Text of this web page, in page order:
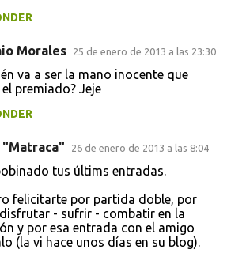
Morales 25 de enero de 2013 a las 23:30
va a ser la mano inocente que
premiado? Jeje
"Matraca" 26 de enero de 2013 a las 8:04
tus últims entradas.
felicitarte por partida doble, por
- sufrir - combatir en la
y por esa entrada con el amigo
(la vi hace unos días en su blog).